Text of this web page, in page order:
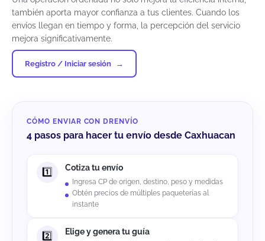
también aporta mayor confianza a tus clientes. Cuando los
envíos llegan en tiempo y forma, la percepción del servicio
mejora significativamente.
Registro / Iniciar sesión
CÓMO ENVIAR CON DRENVÍO
4 pasos para hacer tu envío desde Caxhuacan
Cotiza tu envío
Ingresa CP de origen, destino, peso y medidas
Obtén precios de múltiples paqueterías al
instante
Elige y genera tu guía